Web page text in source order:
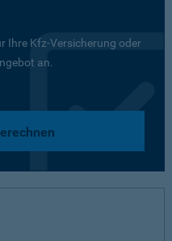
Ihre Kfz-Versicherung oder
an.